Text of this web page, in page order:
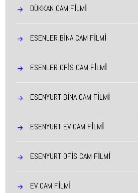
DÜKKAN CAM FİLMİ
ESENLER BINA CAM FILMI
ESENLER OFIS CAM FILMI
ESENYURT BINA CAM FILMI
ESENYURT EV CAM FILMI
ESENYURT OFIS CAM FILMI
EV CAM FİLMİ